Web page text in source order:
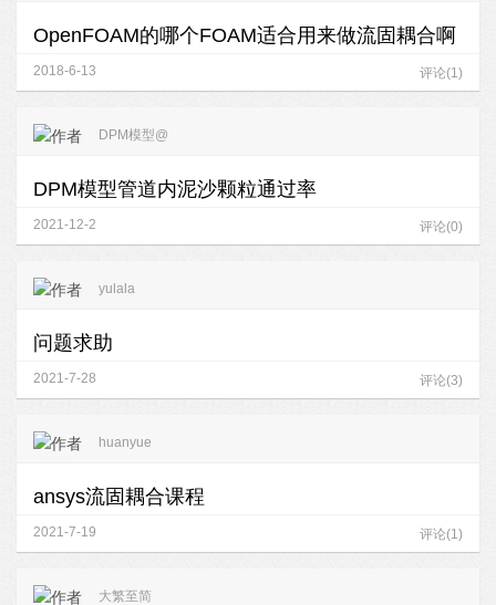
OpenFOAM的哪个FOAM适合用来做流固耦合啊
2018-6-13 评论(1)
DPM模型@
DPM模型管道内泥沙颗粒通过率
2021-12-2 评论(0)
yulala
问题求助
2021-7-28 评论(3)
huanyue
ansys流固耦合课程
2021-7-19 评论(1)
大繁至简